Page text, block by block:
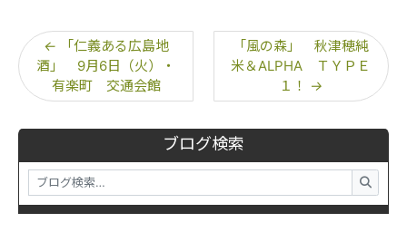
ブログ検索
← 「仁義ある広島地
酒」 9月6日（火）・
有楽町 交通会館
「風の森」 秋津穂純
米＆ALPHA ＴＹＰＥ
１！ →